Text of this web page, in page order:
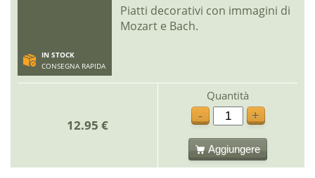
IN STOCK
CONSEGNA RAPIDA
Piatti decorativi con immagini di
Mozart e Bach.
12.95 €
Quantità
-
+
Aggiungere